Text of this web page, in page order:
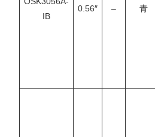
IB
0.56″ – 青